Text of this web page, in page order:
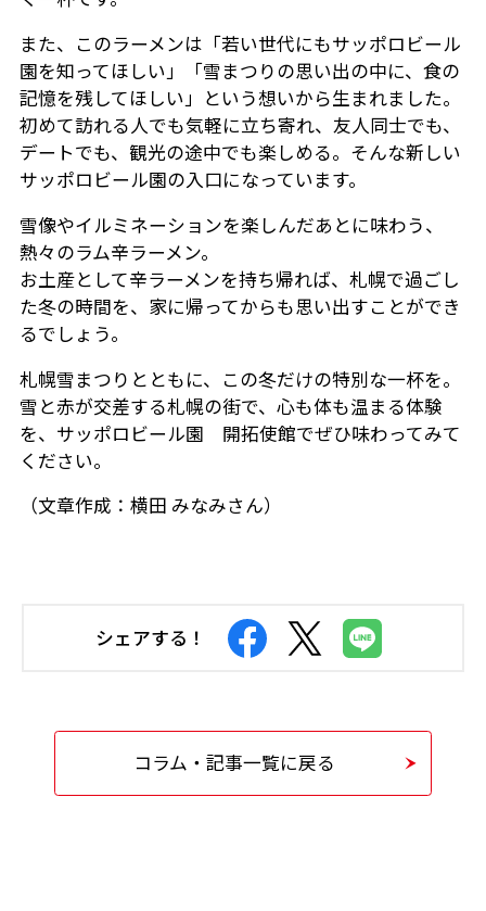
また、このラーメンは「若い世代にもサッポロビール
園を知ってほしい」「雪まつりの思い出の中に、食の
記憶を残してほしい」という想いから生まれました。
初めて訪れる人でも気軽に立ち寄れ、友人同士でも、
デートでも、観光の途中でも楽しめる。そんな新しい
サッポロビール園の入口になっています。
雪像やイルミネーションを楽しんだあとに味わう、
熱々のラム辛ラーメン。
お土産として辛ラーメンを持ち帰れば、札幌で過ごし
た冬の時間を、家に帰ってからも思い出すことができ
るでしょう。
札幌雪まつりとともに、この冬だけの特別な一杯を。
雪と赤が交差する札幌の街で、心も体も温まる体験
を、サッポロビール園 開拓使館でぜひ味わってみて
ください。
（文章作成：横田 みなみさん）
シェアする！
コラム・記事一覧に戻る